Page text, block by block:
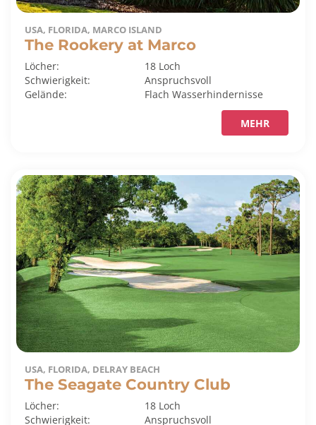
USA, FLORIDA, MARCO ISLAND
The Rookery at Marco
Löcher:
18 Loch
Schwierigkeit:
Anspruchsvoll
Gelände:
FlachWasserhindernisse
MEHR
USA, FLORIDA, DELRAY BEACH
The Seagate Country Club
Löcher:
18 Loch
Schwierigkeit:
Anspruchsvoll